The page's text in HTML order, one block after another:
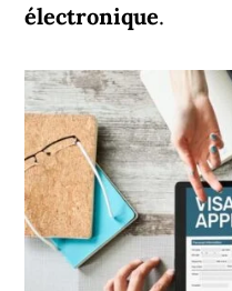
électronique.